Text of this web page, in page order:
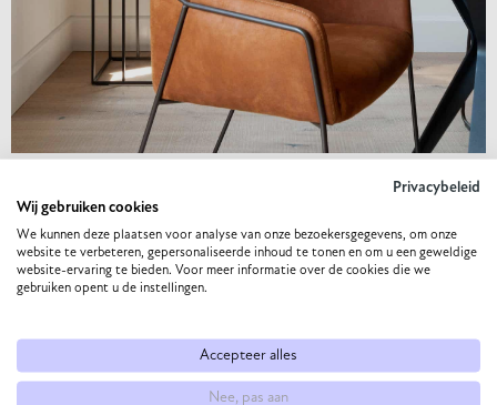
Lorem ipsum dolor sit amet, consectetur adipiscing elit. Ut
elit tellus, luctus nec ullamcorper mattis, pulvinar dapibus
leo.
Privacybeleid
Wij gebruiken cookies
We kunnen deze plaatsen voor analyse van onze bezoekersgegevens, om onze
website te verbeteren, gepersonaliseerde inhoud te tonen en om u een geweldige
website-ervaring te bieden. Voor meer informatie over de cookies die we
gebruiken opent u de instellingen.
Accepteer alles
Nee, pas aan